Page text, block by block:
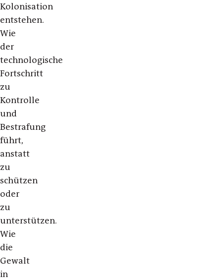
Kolonisation
entstehen.
Wie
der
technologische
Fortschritt
zu
Kontrolle
und
Bestrafung
führt,
anstatt
zu
schützen
oder
zu
unterstützen.
Wie
die
Gewalt
in